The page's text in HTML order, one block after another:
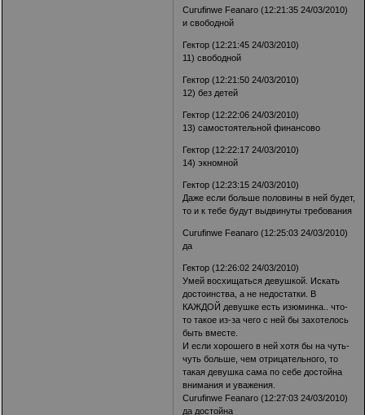
Curufinwe Feanaro (12:21:35 24/03/2010)
и свободной
Гектор (12:21:45 24/03/2010)
11) свободной
Гектор (12:21:50 24/03/2010)
12) без детей
Гектор (12:22:06 24/03/2010)
13) самостоятельной финансово
Гектор (12:22:17 24/03/2010)
14) экномной
Гектор (12:23:15 24/03/2010)
Даже если больше половины в ней будет,
то и к тебе будут выдвинуты требования
Curufinwe Feanaro (12:25:03 24/03/2010)
да
Гектор (12:26:02 24/03/2010)
Умей восхищаться девушкой. Искать
достоинства, а не недостатки. В
КАЖДОЙ девушке есть изюминка.. что-
то такое из-за чего с ней бы захотелось
быть вместе.
И если хорошего в ней хотя бы на чуть-
чуть больше, чем отрицательного, то
такая девушка сама по себе достойна
внимания и уважения.
Curufinwe Feanaro (12:27:03 24/03/2010)
да достойна